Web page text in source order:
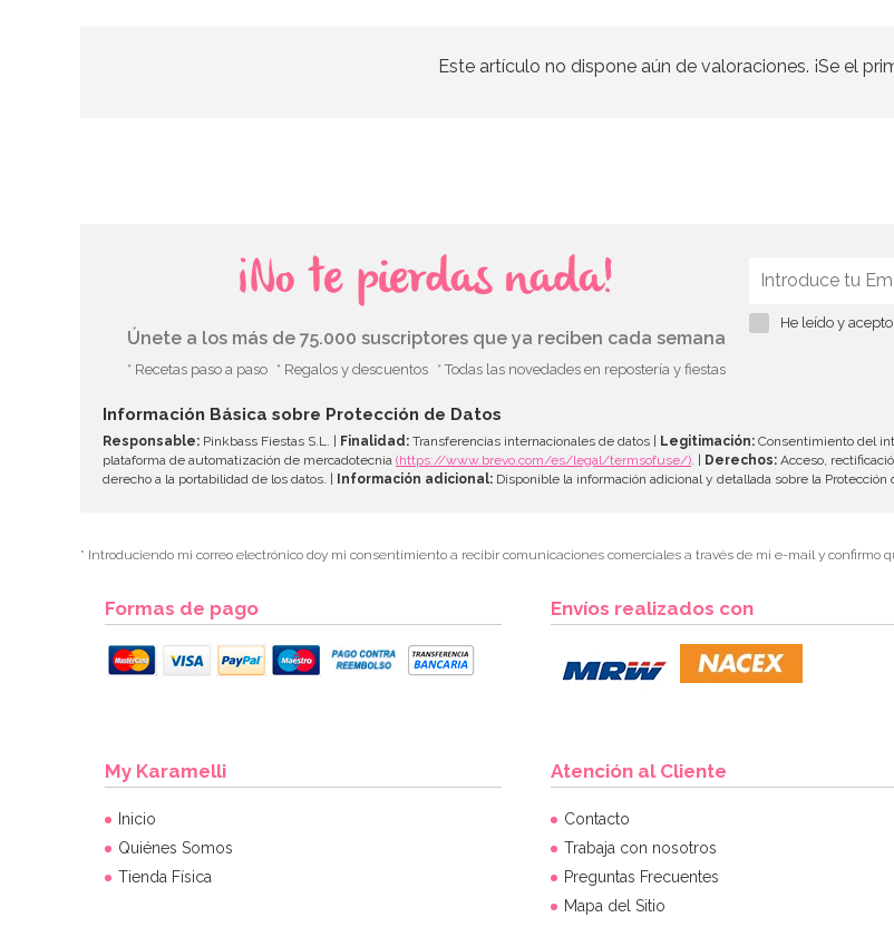
Este artículo no dispone aún de valoraciones. ¡Se el
¡No te pierdas nada!
Únete a los más de 75.000 suscriptores que ya reciben cada semana
* Recetas paso a paso * Regalos y descuentos * Todas las novedades en repostería y fiestas
He leído y
Información Básica sobre Protección de Datos
Responsable: Pinkbass Fiestas S.L. | Finalidad: Transferencias internacionales de datos | Legitimación: Consentimiento del
plataforma de automatización de mercadotecnia (https://www.brevo.com/es/legal/termsofuse/) . | Derechos: Acceso,
derecho a la portabilidad de los datos. | Información adicional: Disponible la información adicional y detallada sobre la
* Introduciendo mi correo electrónico doy mi consentimiento a recibir comunicaciones comerciales a través de mi e-mail y confirmo
Formas de pago Envíos realizados con
My Karamelli
Inicio
Quiénes Somos
Tienda Física
Atención al Cliente
Contacto
Trabaja con nosotros
Preguntas Frecuentes
Mapa del Sitio